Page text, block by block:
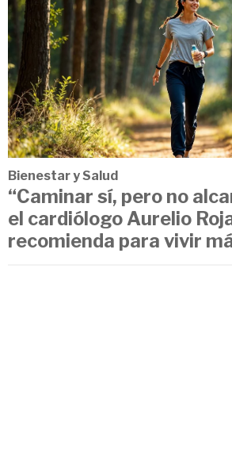
Bienestar y Salud
“Caminar sí, pero no
el cardiólogo Aurelio
recomienda para vivir